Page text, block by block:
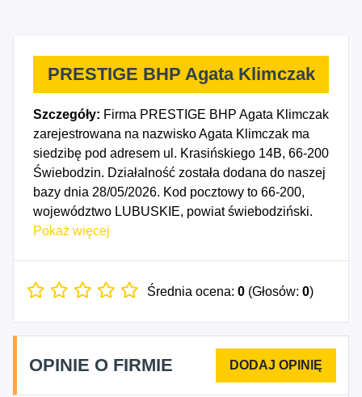
PRESTIGE BHP Agata Klimczak
Szczegóły: Firma PRESTIGE BHP Agata Klimczak
zarejestrowana na nazwisko Agata Klimczak ma
siedzibę pod adresem ul. Krasińskiego 14B, 66-200
Świebodzin. Działalność została dodana do naszej
bazy dnia 28/05/2026. Kod pocztowy to 66-200,
województwo LUBUSKIE, powiat świebodziński.
Numer Identyfikacji Podatkowej NIP to
544837544. Data rozpoczęcia działalności
zakresie prowadzenia działalności gospodarczej i
pozostałe doradztwo w zakresie zarządzania,
7499Z - Wszelka pozostała działalność
Pokaż więcej
Średnia ocena: 0 (Głosów: 0)
OPINIE O FIRMIE